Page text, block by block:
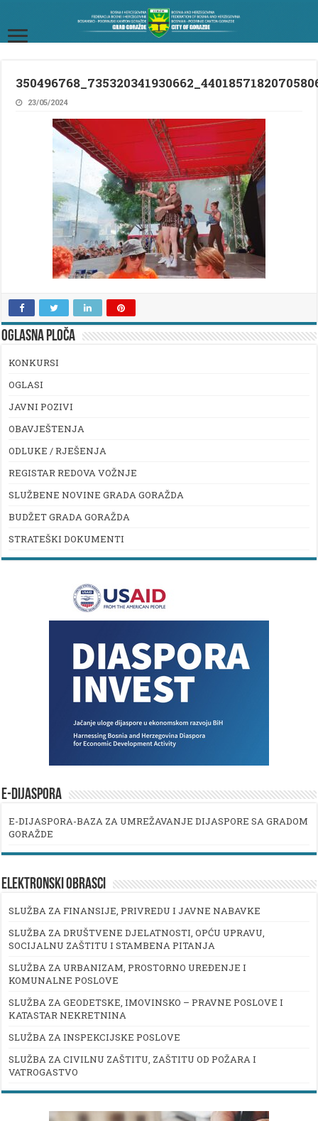
23/05/2024
OGLASNA PLOČA
KONKURSI
OGLASI
JAVNI POZIVI
OBAVJEŠTENJA
ODLUKE / RJEŠENJA
REGISTAR REDOVA VOŽNJE
SLUŽBENE NOVINE GRADA GORAŽDA
BUDŽET GRADA GORAŽDA
STRATEŠKI DOKUMENTI
E-DIJASPORA
E-DIJASPORA-BAZA ZA UMREŽAVANJE DIJASPORE SA GRADOM
GORAŽDE
ELEKTRONSKI OBRASCI
SLUŽBA ZA FINANSIJE, PRIVREDU I JAVNE NABAVKE
SLUŽBA ZA DRUŠTVENE DJELATNOSTI, OPĆU UPRAVU,
SOCIJALNU ZAŠTITU I STAMBENA PITANJA
SLUŽBA ZA URBANIZAM, PROSTORNO UREĐENJE I
KOMUNALNE POSLOVE
SLUŽBA ZA GEODETSKE, IMOVINSKO – PRAVNE POSLOVE I
KATASTAR NEKRETNINA
SLUŽBA ZA INSPEKCIJSKE POSLOVE
SLUŽBA ZA CIVILNU ZAŠTITU, ZAŠTITU OD POŽARA I
VATROGASTVO